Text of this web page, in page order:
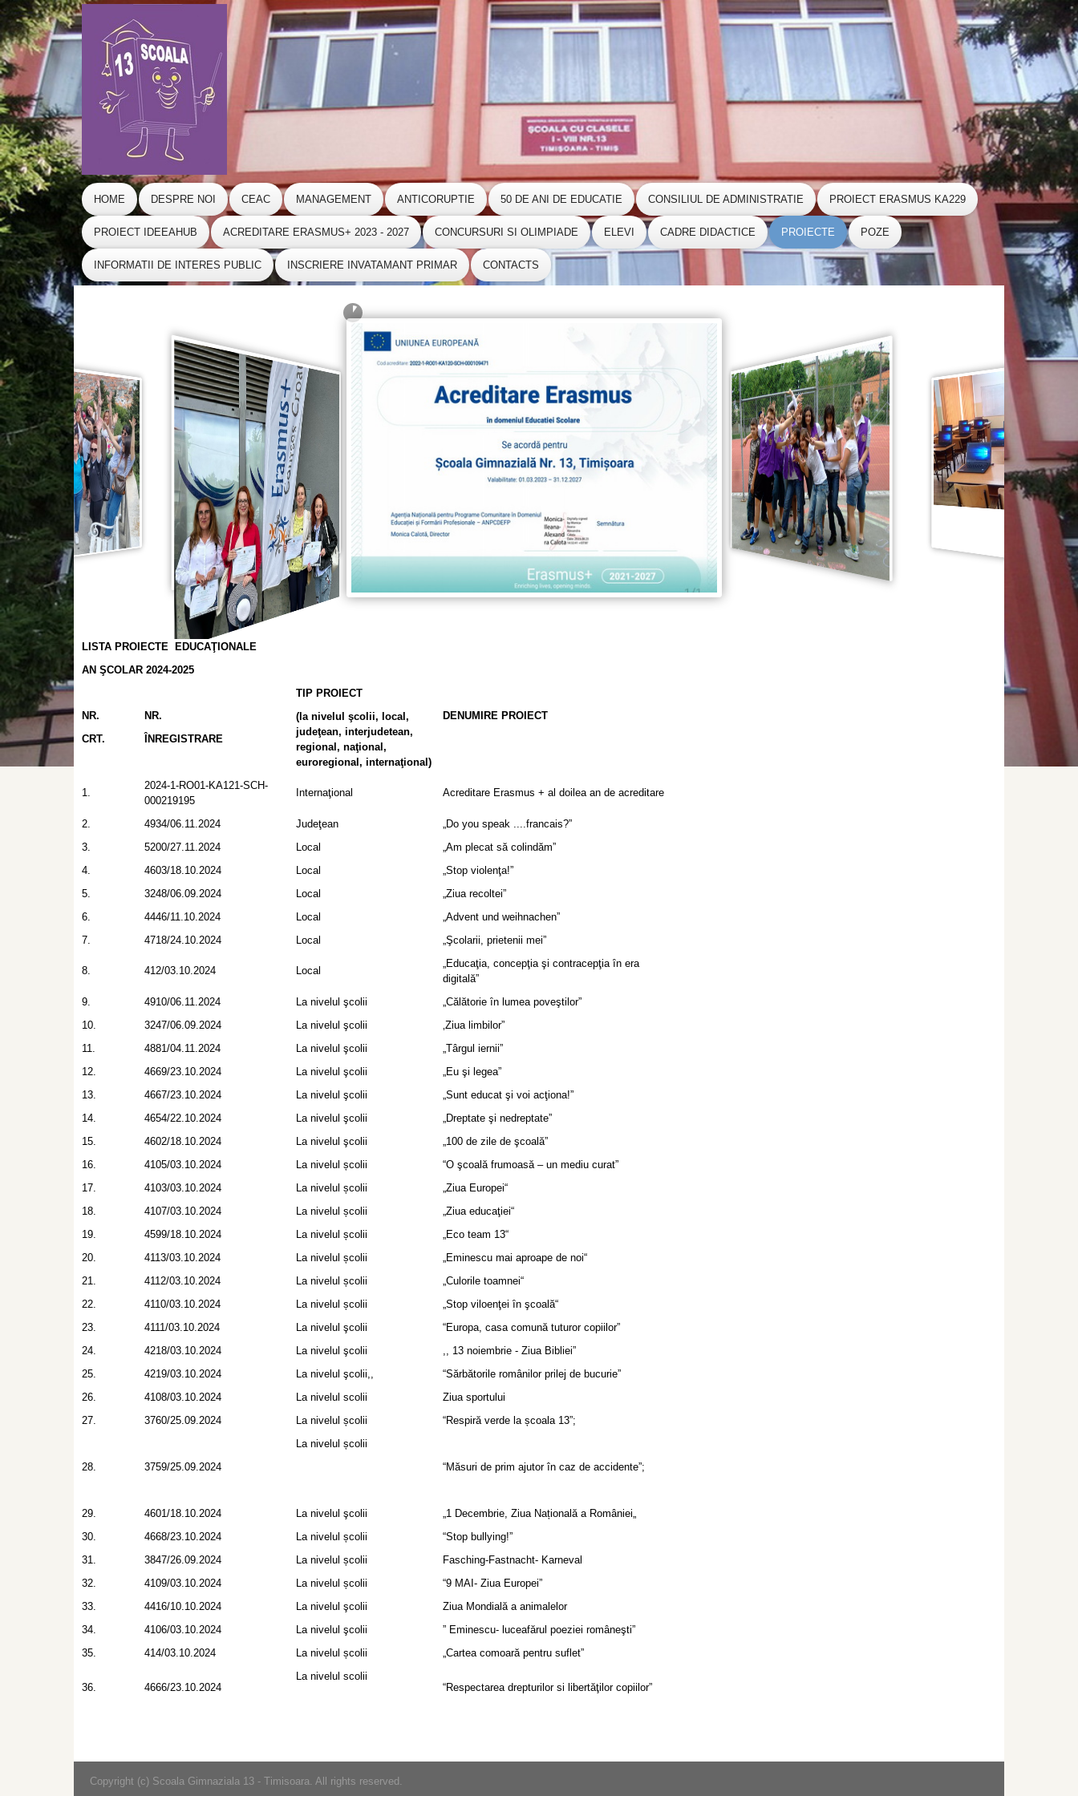
HOME DESPRE NOI CEAC MANAGEMENT ANTICORUPTIE 50 DE ANI DE EDUCATIE CONSILIUL DE ADMINISTRATIE PROIECT ERASMUS KA229
PROIECT IDEEAHUB ACREDITARE ERASMUS+ 2023 - 2027 CONCURSURI SI OLIMPIADE ELEVI CADRE DIDACTICE PROIECTE POZE
INFORMATII DE INTERES PUBLIC INSCRIERE INVATAMANT PRIMAR CONTACTS
LISTA PROIECTE EDUCAŢIONALE
AN ŞCOLAR 2024-2025
NR.
CRT.
NR.
ÎNREGISTRARE
TIP PROIECT
(la nivelul şcolii, local,
judeţean, interjudetean,
regional, naţional,
euroregional, internaţional)
DENUMIRE PROIECT
1.
2024-1-RO01-KA121-SCH-
000219195
Internaţional Acreditare Erasmus + al doilea an de acreditare
2. 4934/06.11.2024 Judeţean
„Do you speak ....francais?”
3.
5200/27.11.2024 Local
„Am plecat să colindăm”
4.
4603/18.10.2024 Local
„Stop violenţa!”
5.
3248/06.09.2024 Local
„Ziua recoltei”
6.
4446/11.10.2024 Local
„Advent und weihnachen”
7.
4718/24.10.2024 Local „Şcolarii, prietenii mei”
8. 412/03.10.2024 Local
„Educaţia, concepţia şi contracepţia ȋn era
digitală”
9.
4910/06.11.2024 La nivelul şcolii
„Călătorie ȋn lumea poveştilor”
10.
3247/06.09.2024 La nivelul şcolii
‚Ziua limbilor”
11.
4881/04.11.2024 La nivelul şcolii
„Târgul iernii”
12.
4669/23.10.2024 La nivelul şcolii
„Eu şi legea”
13.
4667/23.10.2024 La nivelul şcolii
„Sunt educat şi voi acţiona!”
14.
4654/22.10.2024 La nivelul şcolii
„Dreptate şi nedreptate”
15.
4602/18.10.2024 La nivelul şcolii
„100 de zile de şcoală”
16.
4105/03.10.2024 La nivelul școlii
“O şcoală frumoasă – un mediu curat”
17.
4103/03.10.2024 La nivelul școlii
„Ziua Europei“
18.
4107/03.10.2024 La nivelul școlii
„Ziua educaţiei“
19.
4599/18.10.2024 La nivelul școlii
„Eco team 13“
20.
4113/03.10.2024 La nivelul școlii
„Eminescu mai aproape de noi“
21.
4112/03.10.2024 La nivelul școlii
„Culorile toamnei“
22.
4110/03.10.2024 La nivelul școlii
„Stop viloenţei ȋn şcoală“
23.
4111/03.10.2024 La nivelul şcolii
“Europa, casa comună tuturor copiilor”
24.
4218/03.10.2024 La nivelul şcolii
,, 13 noiembrie - Ziua Bibliei”
25.
4219/03.10.2024 La nivelul şcolii,,
“Sărbătorile românilor prilej de bucurie”
26.
4108/03.10.2024 La nivelul scolii
Ziua sportului
27.
3760/25.09.2024 La nivelul școlii “Respiră verde la școala 13”;
28. 3759/25.09.2024
La nivelul școlii
“Măsuri de prim ajutor în caz de accidente”;
29. 4601/18.10.2024 La nivelul şcolii
„1 Decembrie, Ziua Națională a României„
30.
4668/23.10.2024 La nivelul școlii
“Stop bullying!”
31.
3847/26.09.2024 La nivelul școlii
Fasching-Fastnacht- Karneval
32.
4109/03.10.2024 La nivelul școlii
“9 MAI- Ziua Europei”
33.
4416/10.10.2024 La nivelul şcolii
Ziua Mondială a animalelor
34.
4106/03.10.2024 La nivelul şcolii
” Eminescu- luceafărul poeziei româneşti”
35.
414/03.10.2024 La nivelul școlii „Cartea comoară pentru suflet”
36. 4666/23.10.2024
La nivelul scolii
“Respectarea drepturilor si libertăţilor copiilor”
Copyright (c) Scoala Gimnaziala 13 - Timisoara. All rights reserved.